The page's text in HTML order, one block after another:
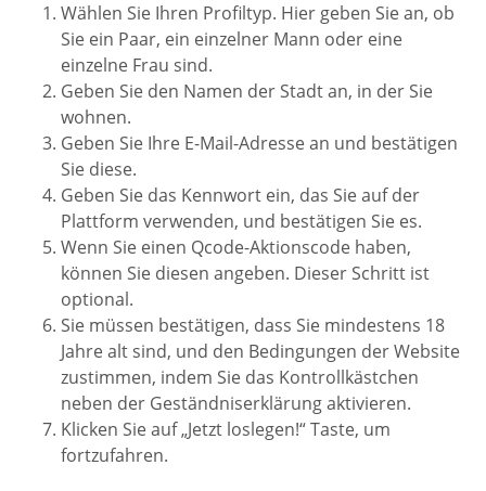
Wählen Sie Ihren Profiltyp. Hier geben Sie an, ob
Sie ein Paar, ein einzelner Mann oder eine
einzelne Frau sind.
Geben Sie den Namen der Stadt an, in der Sie
wohnen.
Geben Sie Ihre E-Mail-Adresse an und bestätigen
Sie diese.
Geben Sie das Kennwort ein, das Sie auf der
Plattform verwenden, und bestätigen Sie es.
Wenn Sie einen Qcode-Aktionscode haben,
können Sie diesen angeben. Dieser Schritt ist
optional.
Sie müssen bestätigen, dass Sie mindestens 18
Jahre alt sind, und den Bedingungen der Website
zustimmen, indem Sie das Kontrollkästchen
neben der Geständniserklärung aktivieren.
Klicken Sie auf „Jetzt loslegen!“ Taste, um
fortzufahren.